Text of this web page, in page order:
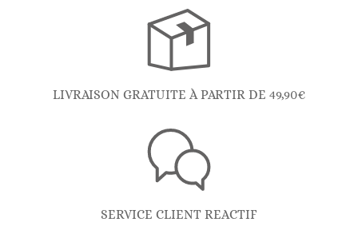
LIVRAISON GRATUITE À PARTIR DE 49,90€
SERVICE CLIENT REACTIF